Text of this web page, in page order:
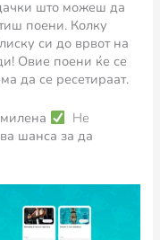
што можеш да
поени. Колку
си до врвот на
Овие поени ќе се
да се ресетираат.
Не
шанса за да